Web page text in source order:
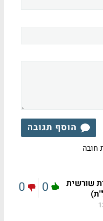
הוסף תגובה
חובה
שורשית
0
0